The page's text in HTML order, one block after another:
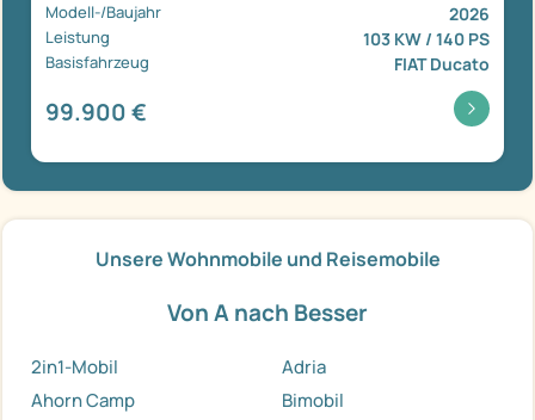
Modell-/Baujahr 2026
Leistung 103 KW / 140 PS
Basisfahrzeug FIAT Ducato
99.900 €
Unsere Wohnmobile und Reisemobile
Von A nach Besser
2in1-Mobil
Adria
Ahorn Camp
Bimobil